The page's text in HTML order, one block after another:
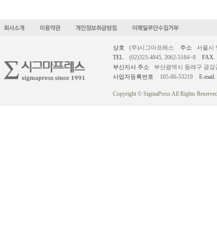
상호 (주)시그마프레스 주소
서울시
TEL.
(02)323-4845, 2062-5184~8
FAX.
부산지사 주소
부산광역시 동래구 금강
사업자등록번호
105-86-53219 E-mail.
Copyright © SigmaPress All Rights